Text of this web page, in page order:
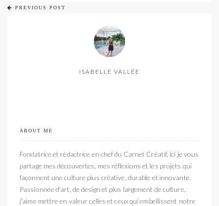
PREVIOUS POST
ISABELLE VALLÉE
ABOUT ME
Fondatrice et rédactrice en chef du Carnet Créatif, ici je vous
partage mes découvertes, mes réflexions et les projets qui
façonnent une culture plus créative, durable et innovante.
Passionnée d'art, de design et plus largement de culture,
j'aime mettre en valeur celles et ceux qui embellissent notre